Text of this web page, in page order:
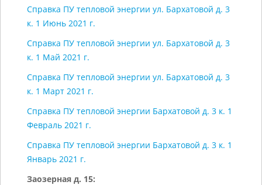
Справка ПУ тепловой энергии ул. Бархатовой д. 3
к. 1 Июнь 2021 г.
Справка ПУ тепловой энергии ул. Бархатовой д. 3
к. 1 Май 2021 г.
Справка ПУ тепловой энергии ул. Бархатовой д. 3
к. 1 Март 2021 г.
Справка ПУ тепловой энергии Бархатовой д. 3 к. 1
Февраль 2021 г.
Справка ПУ тепловой энергии Бархатовой д. 3 к. 1
Январь 2021 г.
Заозерная д. 15: